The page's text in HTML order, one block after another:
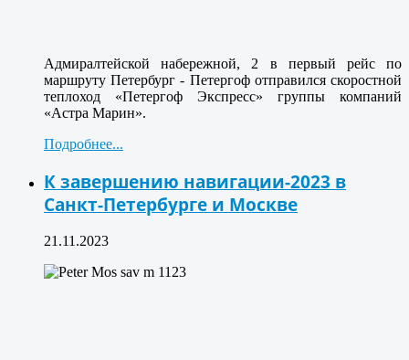
Адмиралтейской набережной, 2 в первый рейс по
маршруту Петербург - Петергоф отправился скоростной
теплоход «Петергоф Экспресс» группы компаний
«Астра Марин».
Подробнее...
К завершению навигации-2023 в
Санкт-Петербурге и Москве
21.11.2023